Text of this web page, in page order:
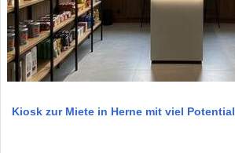
Kiosk zur Miete in Herne mit viel Potential